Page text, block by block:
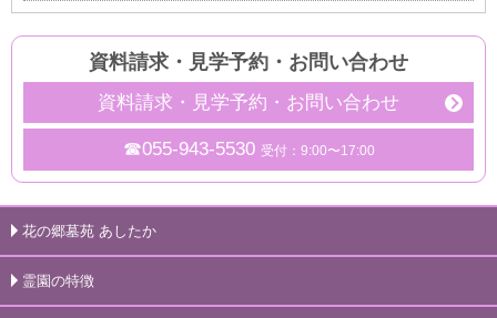
資料請求・見学予約 ・ お問い合わせ
資料請求・見学予約・お問い合わせ
☎055-943-5530 受付：9:00〜17:00
花の郷墓苑 あしたか
霊園の特徴